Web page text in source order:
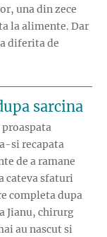
una din zece
la alimente. Dar
diferita de
sarcina
proaspata
si recapata
de a ramane
cateva sfaturi
completa dupa
Jianu, chirurg
au nascut si